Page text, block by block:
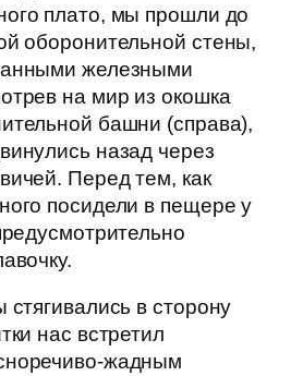
плато, мы прошли до
оборонительной стены,
железными
на мир из окошка
башни (справа),
назад через
Перед тем, как
посидели в пещере у
стягивались в сторону
нас встретил
жадным